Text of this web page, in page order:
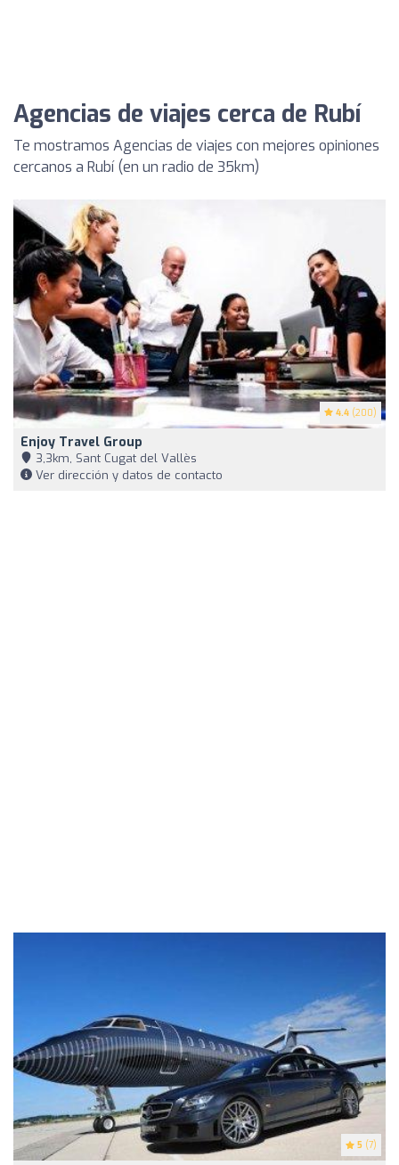
Agencias de viajes cerca de Rubí
Te mostramos Agencias de viajes con mejores opiniones
cercanos a Rubí (en un radio de 35km)
4.4 (200)
Enjoy Travel Group
3,3km, Sant Cugat del Vallès
Ver dirección y datos de contacto
5 (7)